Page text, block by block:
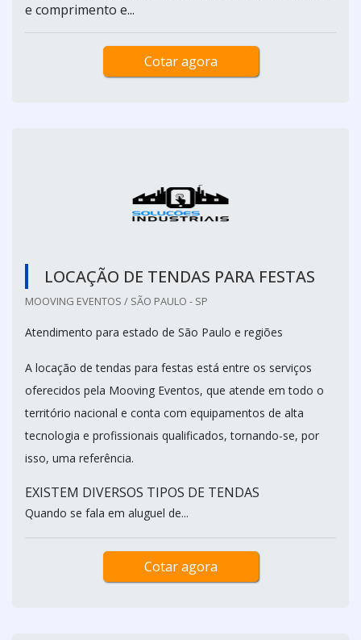
e comprimento e...
Cotar agora
LOCAÇÃO DE TENDAS PARA FESTAS
MOOVING EVENTOS / SÃO PAULO - SP
Atendimento para estado de São Paulo e regiões
A locação de tendas para festas está entre os serviços
oferecidos pela Mooving Eventos, que atende em todo o
território nacional e conta com equipamentos de alta
tecnologia e profissionais qualificados, tornando-se, por
isso, uma referência.
EXISTEM DIVERSOS TIPOS DE TENDAS
Quando se fala em aluguel de...
Cotar agora